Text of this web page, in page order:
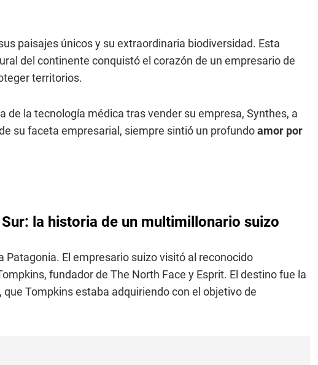
paisajes únicos y su extraordinaria biodiversidad. Esta
del continente conquistó el corazón de un empresario de
territorios.
de la tecnología médica tras vender su empresa, Synthes, a
su faceta empresarial, siempre sintió un profundoamor por
la historia de un multimillonario suizo
Patagonia. El empresario suizo visitó al reconocido
fundador de The North Face y Esprit. El destino fue la
, que Tompkins estaba adquiriendo con el objetivo de